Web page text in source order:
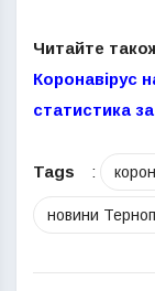
Читайте
Коронавірус
статистика
Tags :
новини